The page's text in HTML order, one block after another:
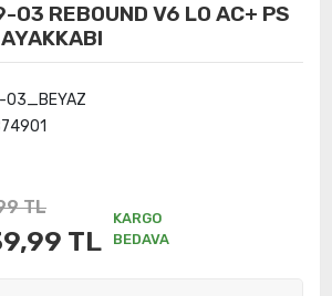
REBOUND V6 LO AC+ PS
03_BEYAZ
TL
TL
KARGO
BEDAVA